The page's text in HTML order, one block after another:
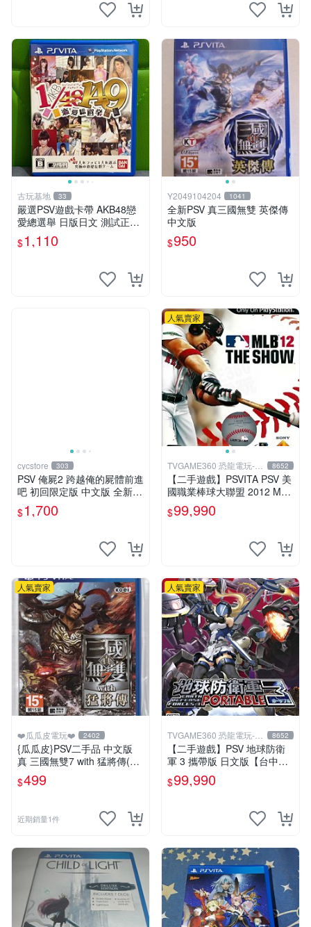
古玩基地 33
嚴選PSV遊戲卡帶 AKB48戀
愛總選舉 日版日文 測試正常
游戲卡帶 磨痕 壓痕 成色圖
$1,110
Y2049104204 1041
全新PSV 真三國無雙 英傑傳
中文版
$950
cycstore 303
PSV 俺屍2 跨越俺的屍體前進
吧 初回限定版 中文版 全新未
拆封 X200
$1,700
人氣賣家
TVGAME360 恐龍電玩-台
中店
8652
【二手遊戲】PSVITA PSV 美
國職業棒球大聯盟 2012 MLB
THE SHOW 12 英文版 【台
中恐龍電玩】
$99,990
人氣賣家
❤️瓜瓜皮電玩❤️ 2402
{瓜瓜皮}PSV二手品 中文版
真 三國無雙7 with 猛將傳(遊
戲都能回收)
$499
近期銷量1件
人氣賣家
TVGAME360 恐龍電玩-台
中店
8652
【二手遊戲】PSV 地球防衛
軍 3 攜帶版 日文版【台中恐
龍電玩】
$99,990